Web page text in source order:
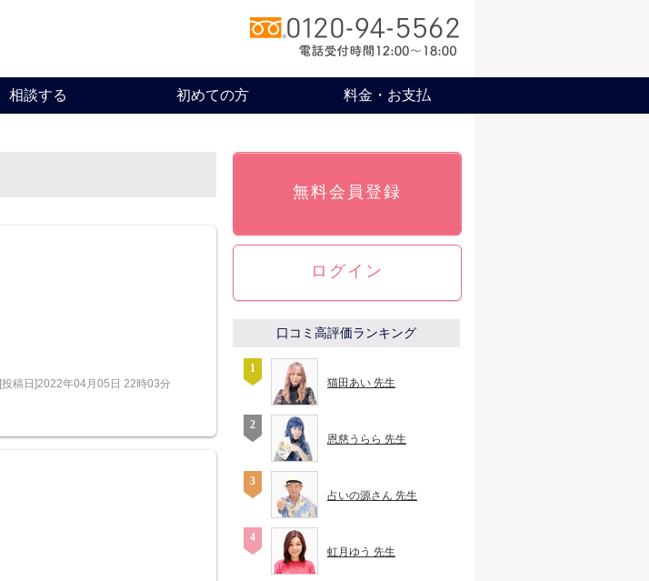
相談する 初めての方 料金・お支払
[投稿日]2022年04月05日 22時03分
無料会員登録
ログイン
口コミ高評価ランキング
猫田あい 先生
恩慈うらら 先生
占いの源さん 先生
虹月ゆう 先生